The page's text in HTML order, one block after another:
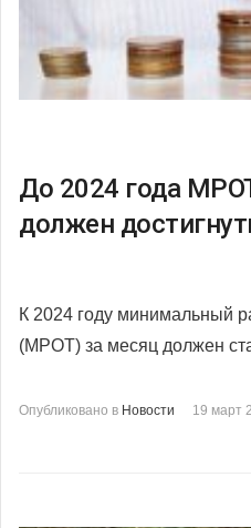
До 2024 года
должен
К 2024 году минимальный
(МРОТ) за месяц должен
Опубликовано в Новости 19 март